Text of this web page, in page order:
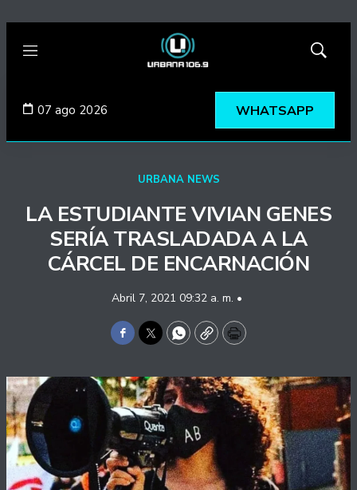
Menú
Mostrar
07 ago 2026 WHATSAPP
URBANA NEWS
LA ESTUDIANTE VIVIAN GENES
SERÍA TRASLADADA A LA
CÁRCEL DE ENCARNACIÓN
Abril 7, 2021 09:32 a. m. •
Facebook
TwitterWhatsApp
CopyPrint